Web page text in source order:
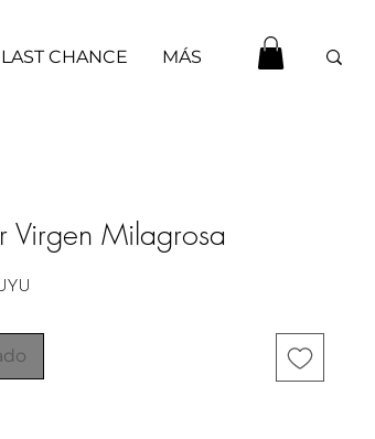
LAST CHANCE MÁS
Virgen Milagrosa